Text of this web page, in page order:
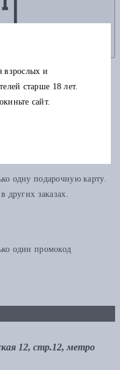
одну подарочную карту.
других заказах.
один промокод
12, стр.12, метро
взрослых и
старше 18 лет.
сайт.